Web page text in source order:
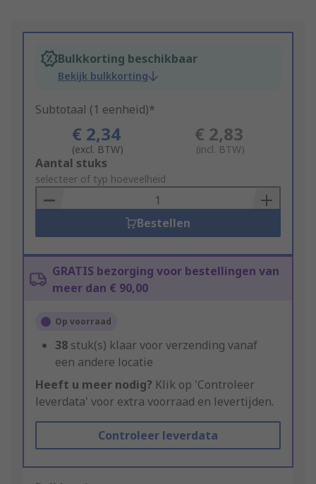
Bulkkorting beschikbaar
Bekijk bulkkorting
Subtotaal (1 eenheid)*
€ 2,34
(excl. BTW)
€ 2,83
(incl. BTW)
Add
to
Basket
Aantal stuks
selecteer of typ hoeveelheid
Bestellen
GRATIS bezorging voor bestellingen van
meer dan € 90,00
Op voorraad
38 stuk(s) klaar voor verzending vanaf
een andere locatie
Heeft u meer nodig? Klik op 'Controleer
leverdata' voor extra voorraad en levertijden.
Controleer leverdata